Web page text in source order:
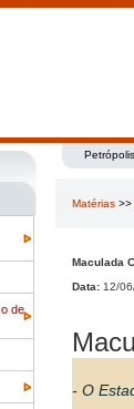
de
Matérias >>
Maculada
Data: 12/
- O